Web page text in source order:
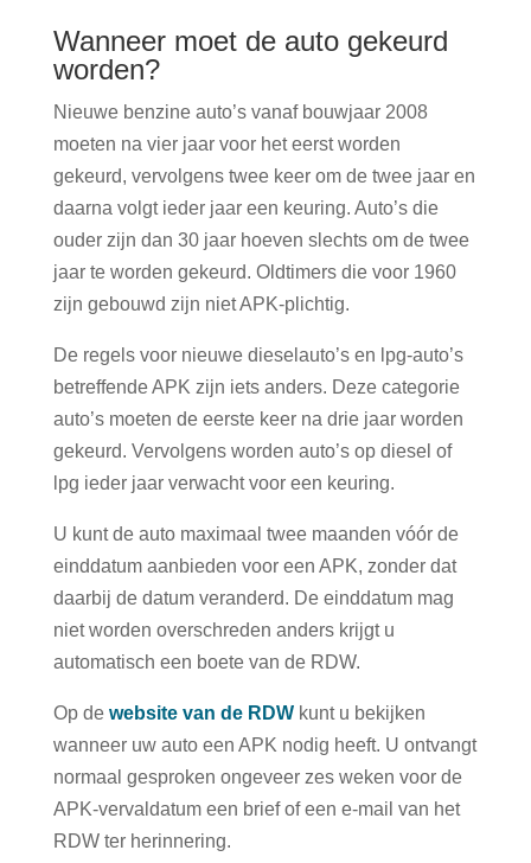
Wanneer moet de auto gekeurd
worden?
Nieuwe benzine auto’s vanaf bouwjaar 2008
moeten na vier jaar voor het eerst worden
gekeurd, vervolgens twee keer om de twee jaar en
daarna volgt ieder jaar een keuring. Auto’s die
ouder zijn dan 30 jaar hoeven slechts om de twee
jaar te worden gekeurd. Oldtimers die voor 1960
zijn gebouwd zijn niet APK-plichtig.
De regels voor nieuwe dieselauto’s en lpg-auto’s
betreffende APK zijn iets anders. Deze categorie
auto’s moeten de eerste keer na drie jaar worden
gekeurd. Vervolgens worden auto’s op diesel of
lpg ieder jaar verwacht voor een keuring.
U kunt de auto maximaal twee maanden vóór de
einddatum aanbieden voor een APK, zonder dat
daarbij de datum veranderd. De einddatum mag
niet worden overschreden anders krijgt u
automatisch een boete van de RDW.
Op de website van de RDWkunt u bekijken
wanneer uw auto een APK nodig heeft. U ontvangt
normaal gesproken ongeveer zes weken voor de
APK-vervaldatum een brief of een e-mail van het
RDW ter herinnering.